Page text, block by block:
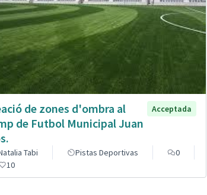
de zones d'ombra al
de Futbol Municipal Juan
Acceptada
Tabi Pistas Deportivas
0
10